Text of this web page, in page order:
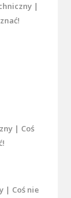
|
| Coś
| Coś nie